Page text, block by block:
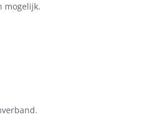
mogelijk.